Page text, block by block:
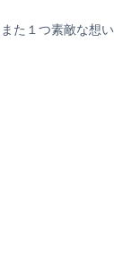
また１つ素敵な想